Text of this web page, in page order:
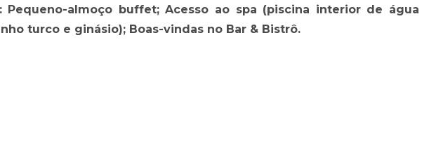
Pequeno-almoço buffet; Acesso ao spa (piscina interior de água
turco e ginásio); Boas-vindas no Bar & Bistrô.